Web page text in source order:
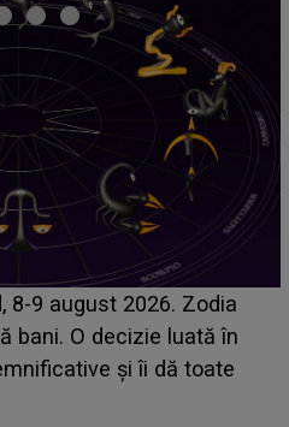
DETALIU ASCUNS până
concurentul din Casa
despre
eu nu te iubesc pentru